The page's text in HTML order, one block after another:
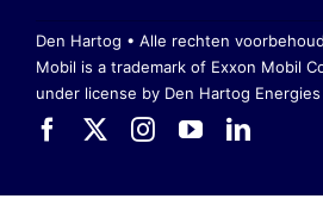
Den Hartog • Alle rechten
Mobil is a trademark of Exxon Mobil
under license by Den Hartog Energies